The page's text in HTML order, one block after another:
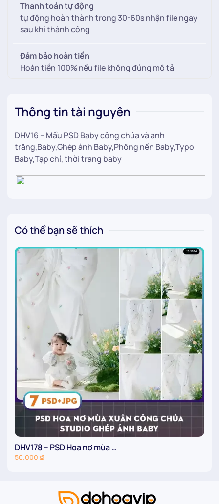
Thanh toán tự động
tự động hoàn thành trong 30-60s nhận file ngay
sau khi thành công
Đảm bảo hoàn tiền
Hoàn tiền 100% nếu file không đúng mô tả
Thông tin tài nguyên
DHV16 – Mẩu PSD Baby công chúa và ánh
trăng,Baby,Ghép ảnh Baby,Phông nền Baby,Typo
Baby,Tạp chí, thời trang baby
Có thể bạn sẽ thích
DHV178 – PSD Hoa nơ mùa …
50.000 ₫